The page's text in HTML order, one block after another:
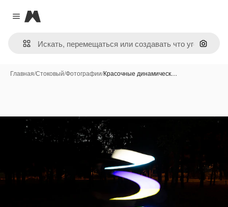
Close menu
Magnific
Поиск
Главная/Стоковый/Фотографии/Красочные динамическ…